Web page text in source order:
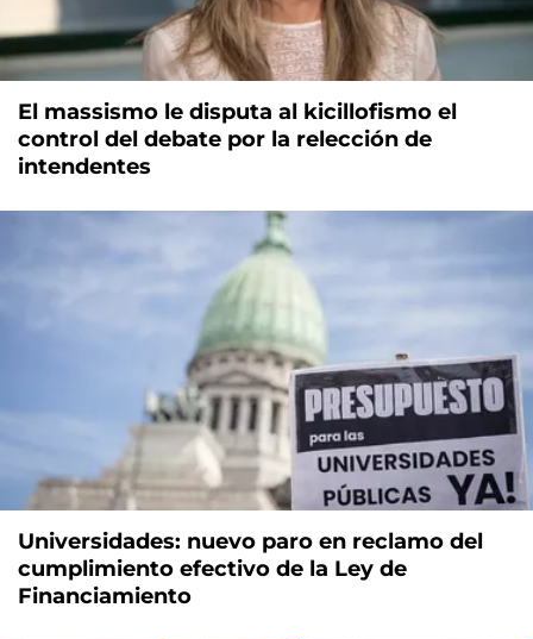
El massismo le disputa al kicillofismo el
control del debate por la relección de
intendentes
Universidades: nuevo paro en reclamo del
cumplimiento efectivo de la Ley de
Financiamiento